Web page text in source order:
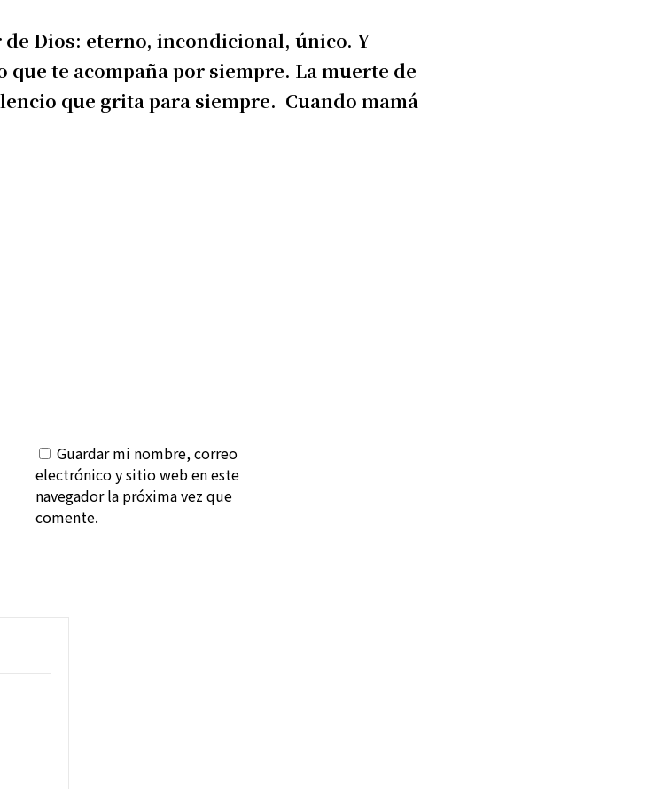
Dios: eterno, incondicional, único. Y
te acompaña por siempre. La muerte de
que grita para siempre. Cuando mamá
Guardar mi nombre, correo
electrónico y sitio web en este
navegador la próxima vez que
comente.